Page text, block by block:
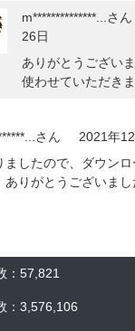
m**************... さん
26日
ありがとうござい
使わせていただきま
さん
2021年
ましたので、ダウンロ
ありがとうございまし
：57,821
：3,576,106